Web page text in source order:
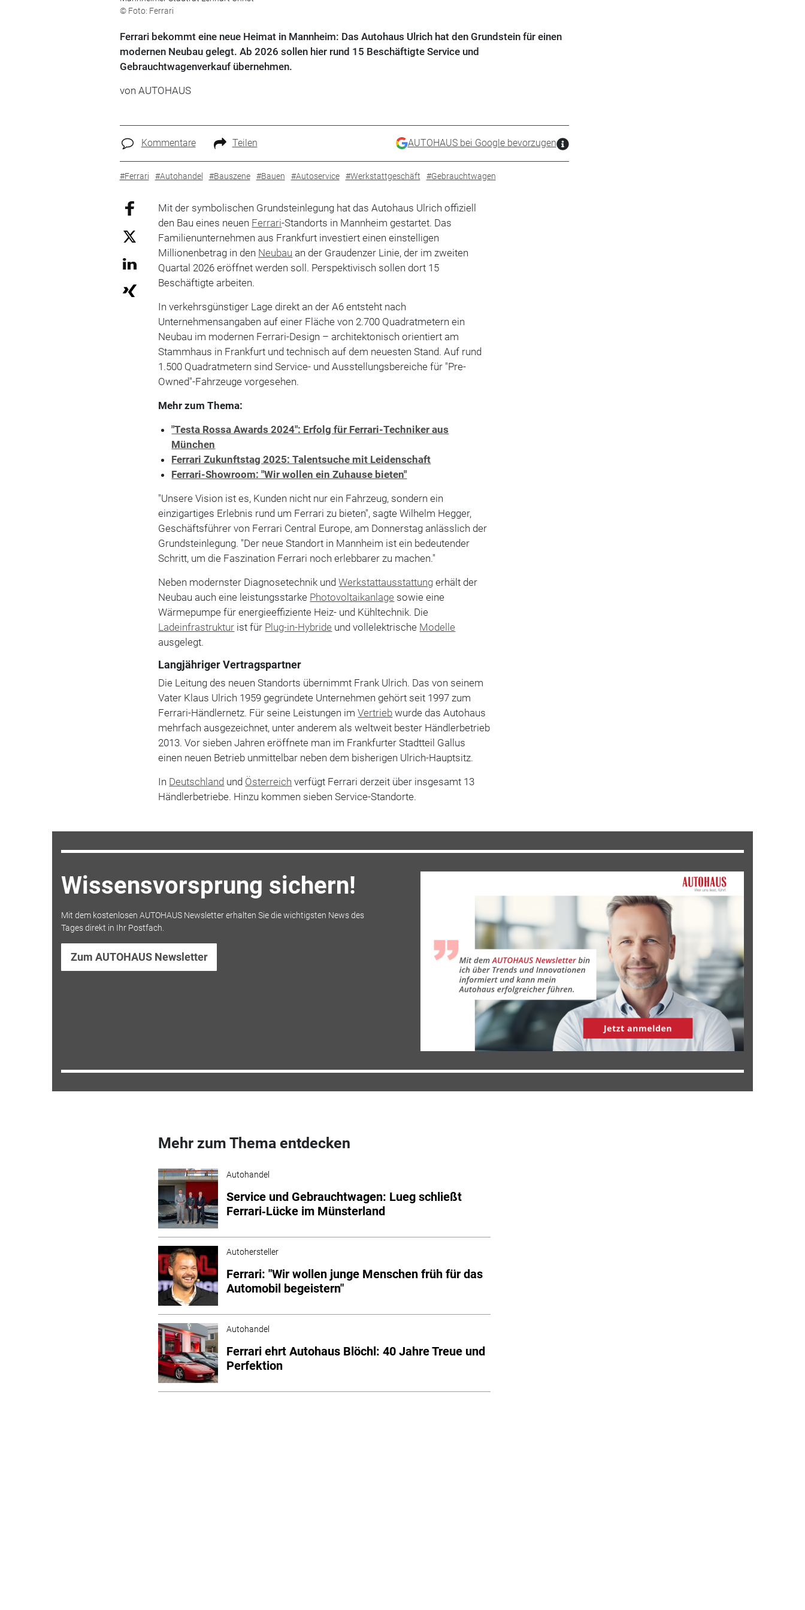
© Foto: Ferrari
Ferrari bekommt eine neue Heimat in Mannheim: Das Autohaus Ulrich hat den Grundstein für einen
modernen Neubau gelegt. Ab 2026 sollen hier rund 15 Beschäftigte Service und
Gebrauchtwagenverkauf übernehmen.
von AUTOHAUS
Kommentare Teilen AUTOHAUS bei Google bevorzugen
#Ferrari #Autohandel #Bauszene #Bauen #Autoservice #Werkstattgeschäft #Gebrauchtwagen
Mit der symbolischen Grundsteinlegung hat das Autohaus Ulrich offiziell
den Bau eines neuen Ferrari-Standorts in Mannheim gestartet. Das
Familienunternehmen aus Frankfurt investiert einen einstelligen
Millionenbetrag in den Neubau an der Graudenzer Linie, der im zweiten
Quartal 2026 eröffnet werden soll. Perspektivisch sollen dort 15
Beschäftigte arbeiten.
In verkehrsgünstiger Lage direkt an der A6 entsteht nach
Unternehmensangaben auf einer Fläche von 2.700 Quadratmetern ein
Neubau im modernen Ferrari-Design – architektonisch orientiert am
Stammhaus in Frankfurt und technisch auf dem neuesten Stand. Auf rund
1.500 Quadratmetern sind Service- und Ausstellungsbereiche für "Pre-
Owned"-Fahrzeuge vorgesehen.
Mehr zum Thema:
"Testa Rossa Awards 2024": Erfolg für Ferrari-Techniker aus
München
Ferrari Zukunftstag 2025: Talentsuche mit Leidenschaft
Ferrari-Showroom: "Wir wollen ein Zuhause bieten"
"Unsere Vision ist es, Kunden nicht nur ein Fahrzeug, sondern ein
einzigartiges Erlebnis rund um Ferrari zu bieten", sagte Wilhelm Hegger,
Geschäftsführer von Ferrari Central Europe, am Donnerstag anlässlich der
Grundsteinlegung. "Der neue Standort in Mannheim ist ein bedeutender
Schritt, um die Faszination Ferrari noch erlebbarer zu machen."
Neben modernster Diagnosetechnik undWerkstattausstattung erhält der
Neubau auch eine leistungsstarke Photovoltaikanlage sowie eine
Wärmepumpe für energieeffiziente Heiz- und Kühltechnik. Die
Ladeinfrastruktur ist für Plug-in-Hybride und vollelektrische Modelle
ausgelegt.
Langjähriger Vertragspartner
Die Leitung des neuen Standorts übernimmt Frank Ulrich. Das von seinem
Vater Klaus Ulrich 1959 gegründete Unternehmen gehört seit 1997 zum
Ferrari-Händlernetz. Für seine Leistungen imVertrieb wurde das Autohaus
mehrfach ausgezeichnet, unter anderem als weltweit bester Händlerbetrieb
2013. Vor sieben Jahren eröffnete man im Frankfurter Stadtteil Gallus
einen neuen Betrieb unmittelbar neben dem bisherigen Ulrich-Hauptsitz.
In Deutschland und Österreich verfügt Ferrari derzeit über insgesamt 13
Händlerbetriebe. Hinzu kommen sieben Service-Standorte.
Wissensvorsprung sichern!
Mit dem kostenlosen AUTOHAUS Newsletter erhalten Sie die wichtigsten News des
Tages direkt in Ihr Postfach.
Zum AUTOHAUS Newsletter
Mehr zum Thema entdecken
Autohandel
Service und Gebrauchtwagen: Lueg schließt
Ferrari‑Lücke im Münsterland
Autohersteller
Ferrari: "Wir wollen junge Menschen früh für das
Automobil begeistern"
Autohandel
Ferrari ehrt Autohaus Blöchl: 40 Jahre Treue und
Perfektion